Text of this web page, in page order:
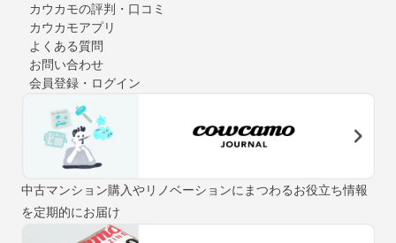
カウカモの評判・口コミ
カウカモアプリ
よくある質問
お問い合わせ
会員登録・ログイン
中古マンション購入やリノベーションにまつわるお役立ち情報
を定期的にお届け